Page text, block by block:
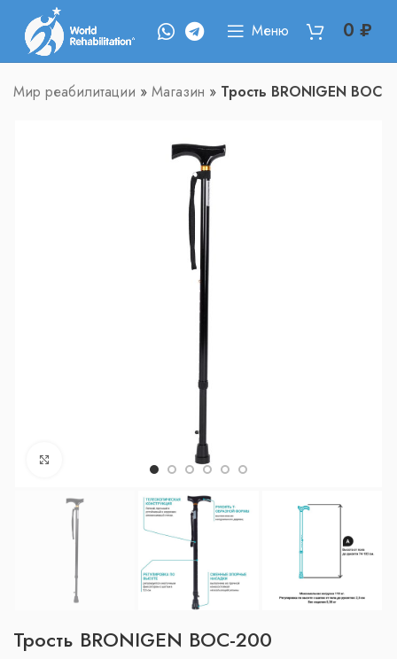
Меню 0₽
Мир реабилитации » Магазин » Трость BRONIGEN BOC-
Нажмите, чтобы увеличить
Трость BRONIGEN BOC-200